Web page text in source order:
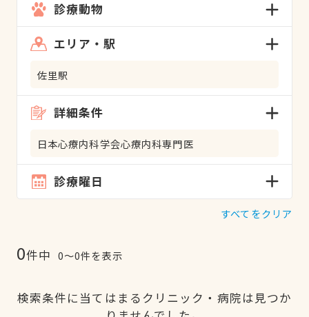
診療動物
エリア・駅
佐里駅
詳細条件
日本心療内科学会心療内科専門医
診療曜日
すべてをクリア
0件中 0〜0件を表示
検索条件に当てはまるクリニック・病院は見つか